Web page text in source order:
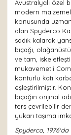
Avustralyalı özel
modern
konusunda
alan Spyderco
sadık kalarak
bıçağı,
ve tam,
mukavemetli
konturlu katı
eşleştirilmiştir.
bıçağın orijinal
ters çevrilebilir
yukarı taşıma
Spyderco,